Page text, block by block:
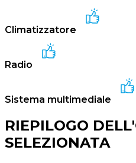
Climatizzatore
Radio
Sistema multimediale
RIEPILOGO
SELEZIONATA